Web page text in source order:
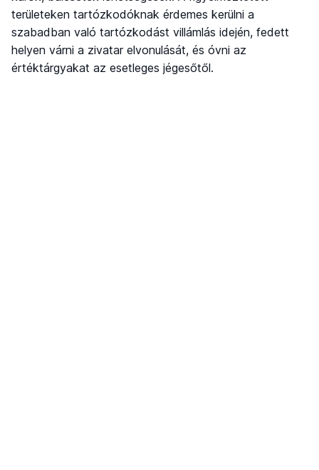
területeken tartózkodóknak érdemes kerülni a
szabadban való tartózkodást villámlás idején, fedett
helyen várni a zivatar elvonulását, és óvni az
értéktárgyakat az esetleges jégesőtől.